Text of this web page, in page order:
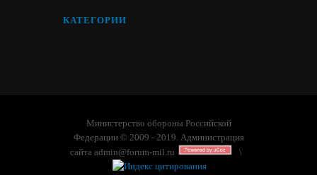
КАТЕГОРИИ
Министерство обороны Российской
Федерации © 2009 - 2019. Администрация
сайта admin@forum-mil.ru